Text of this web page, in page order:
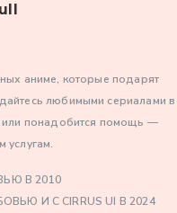
аниме, которые подарят
любимыми сериалами в
или понадобится помощь —
В 2010
И С CIRRUS UI В 2024